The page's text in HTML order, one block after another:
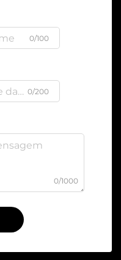
0/100
0/200
0/1000